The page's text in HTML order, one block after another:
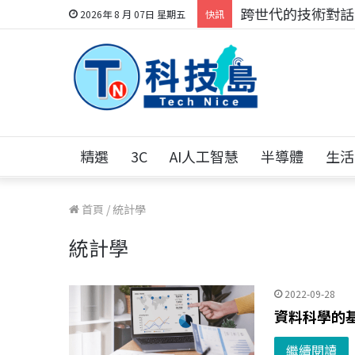
2026年 8 月 07日 星期五 快訊 跨世代的技術對
精選 3C AI人工智慧 半導體 生活
首頁 / 統計學
統計學
2022-09-28
資料科學的
繼續閱讀